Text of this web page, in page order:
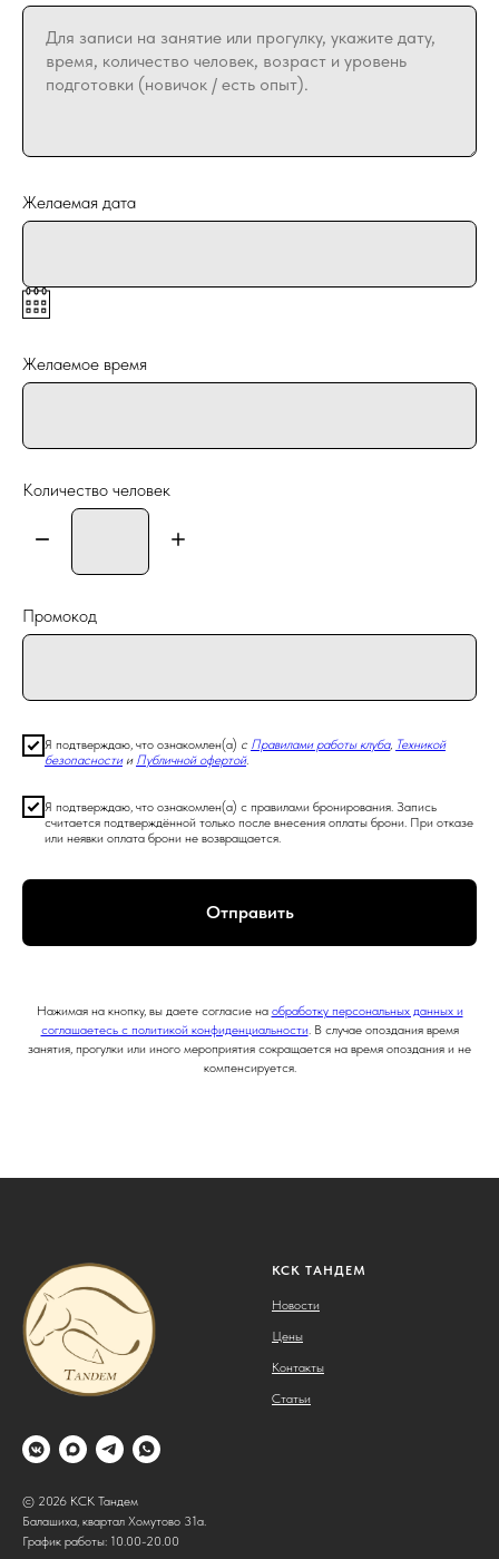
Желаемая дата
Желаемое время
Количество человек
Промокод
Я подтверждаю, что ознакомлен(а) с Правилами работы клуба, Техникой
безопасностии Публичной офертой.
Я подтверждаю, что ознакомлен(а) с правилами бронирования. Запись
считается подтверждённой только после внесения оплаты брони. При отказе
или неявки оплата брони не возвращается.
Отправить
Нажимая на кнопку, вы даете согласие на обработку персональных данных и
соглашаетесь c политикой конфиденциальности. В случае опоздания время
занятия, прогулки или иного мероприятия сокращается на время опоздания и не
компенсируется.
© 2026 КСК Тандем
Балашиха, квартал Хомутово 31а.
График работы: 10.00-20.00
КСК ТАНДЕМ
Новости
Цены
Контакты
Статьи